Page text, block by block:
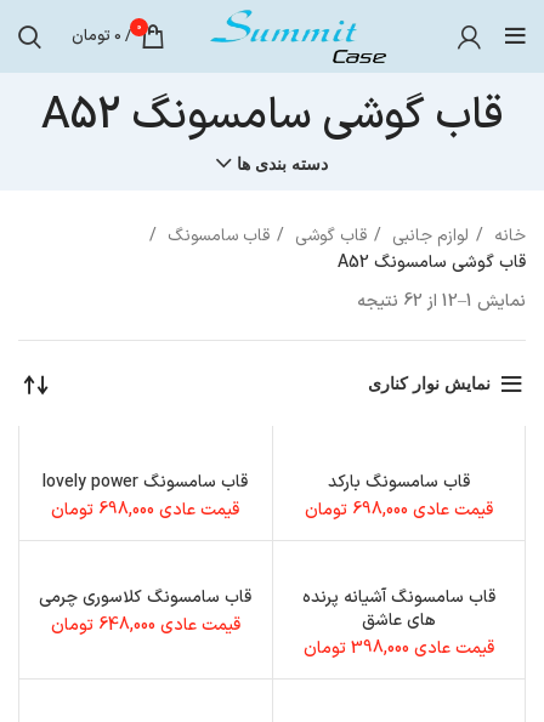
0
/
0 تومان
قاب گوشی سامسونگ A52
دسته بندی ها
خانه لوازم جانبی قاب گوشی
قاب سامسونگ
قاب گوشی سامسونگ A52
نمایش 1–12 از 62 نتیجه
نمایش نوار کناری
قاب سامسونگ بارکد
قیمت عادی698,000 تومان
قاب سامسونگ lovely power
قیمت عادی698,000 تومان
قاب سامسونگ آشیانه پرنده
های عاشق
قیمت عادی398,000 تومان
قاب سامسونگ کلاسوری چرمی
قیمت عادی648,000 تومان